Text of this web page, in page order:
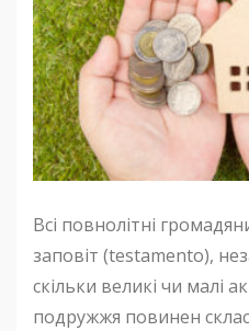
Всі повнолітні
заповіт (testamento),
скільки великі чи малі
подружжя повинен